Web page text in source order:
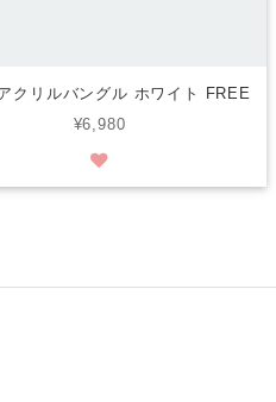
クリルバングル ホワイト FREE
¥6,980